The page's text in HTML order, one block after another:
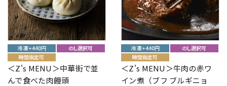
＜Z's MENU＞中華街で並
んで食べた肉饅頭
＜Z's MENU＞牛肉の赤ワ
イン煮（ブフ ブルギニョ